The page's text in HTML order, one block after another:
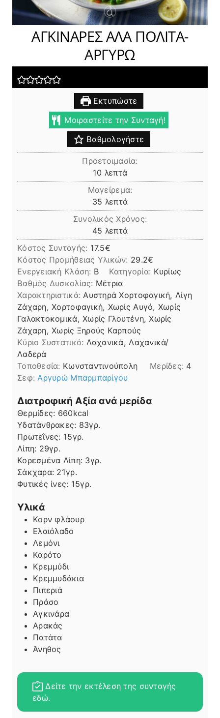
ΑΓΚΙΝΑΡΕΣ ΑΛΑ ΠΟΛΙΤΑ-
ΑΡΓΥΡΩ
Εκτυπώστε
Μοιραστείτε την Συνταγή!
Βαθμολογήστε
Προετοιμασία:
10 λεπτά
λεπτά
Μαγείρεμα:
35 λεπτά
λεπτά
Συνολικός Χρόνος:
45 λεπτά
λεπτά
Κόστος Συνταγής: 17.5€
Kόστος Προμήθειας Υλικών: 29.2
Ενεργειακή Κλάση: B Κατηγορία: Κυρίως
Βαθμός Δυσκολίας: Μέτρια
Χαρακτηριστικά: Αυστηρά Χορτοφαγική, Λίγη
Ζάχαρη, Χορτοφαγική, Χωρίς Αυγό, Χωρίς
Γαλακτοκομικά, Χωρίς Γλουτένη, Χωρίς
Ζάχαρη, Χωρίς Ξηρούς Καρπούς
Kύριο Συστατικό: Λαχανικά, Λαχανικά/
Λαδερά
Τοποθεσία: Κωνσταντινούπολη Μερίδες: 4
Σεφ: Αργυρώ Μπαρμπαρίγου
Διατροφική Αξία ανά μερίδα
Θερμίδες: 660kcal
Υδατάνθρακες: 83γρ.
Πρωτεΐνες: 15γρ.
Λίπη
Λίπη: 29γρ.
Κορεσμένα Λίπη: 3γρ.
Σάκχαρα: 21γρ.
Φυτικές ίνες: 15γρ.
Υλικά
Κορν φλάουρ
Ελαιόλαδο
Λεμόνι
Καρότο
Κρεμμύδι
Κρεμμυδάκια
Πιπεριά
Πράσο
Αγκινάρα
Αρακάς
Πατάτα
Άνηθος
Δείτε την εκτέλεση της συνταγής
εδώ.